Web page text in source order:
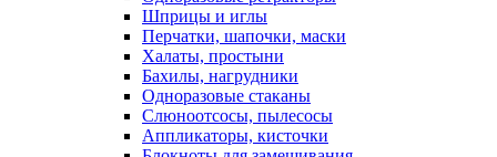
Шприцы и иглы
Перчатки, шапочки, маски
Халаты, простыни
Бахилы, нагрудники
Одноразовые стаканы
Слюноотсосы, пылесосы
Аппликаторы, кисточки